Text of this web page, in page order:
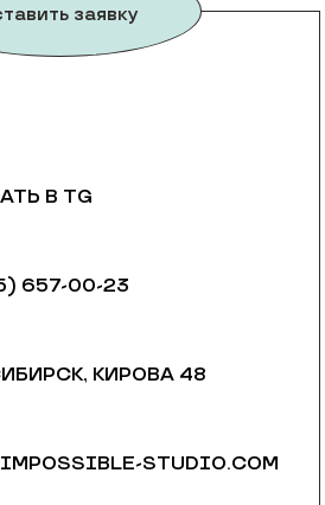
заявку
В TG
657-00-23
​КИРОВА 48
STUDIO.COM